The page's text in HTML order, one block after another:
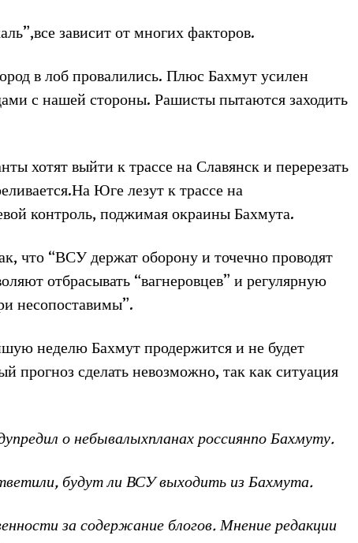
зависит от многих факторов.
в лоб провалились. Плюс Бахмут усилен
с нашей стороны. Рашисты пытаются заходить
хотят выйти к трассе на Славянск и перерезать
Юге лезут к трассе на
контроль, поджимая окраины Бахмута.
что “ВСУ держат оборону и точечно проводят
отбрасывать “вагнеровцев” и регулярную
несопоставимы”.
неделю Бахмут продержится и не будет
прогноз сделать невозможно, так как ситуация
о небывалыхпланах россиянпо Бахмуту.
будут ли ВСУвыходить из Бахмута.
за содержание блогов. Мнение редакции